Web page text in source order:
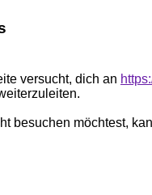
versucht, dich an
besuchen möchtest,